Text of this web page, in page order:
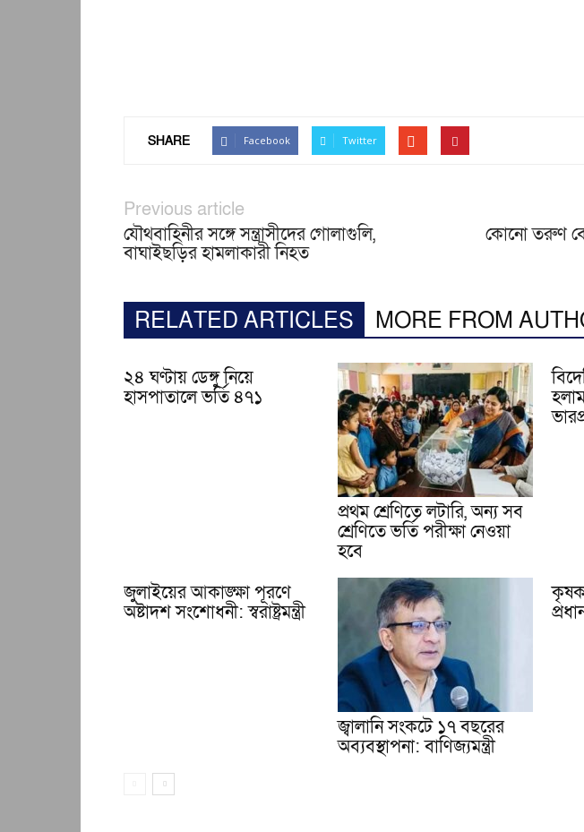
SHARE Facebook Twitter
Previous article
যৌথবাহিনীর সঙ্গে সন্ত্রাসীদের গোলাগুলি,
বাঘাইছড়ির হামলাকারী নিহত
কোনো তরুণ
RELATED ARTICLES MORE FROM
২৪ ঘণ্টায় ডেঙ্গু নিয়ে
হাসপাতালে ভর্তি ৪৭১
প্রথম শ্রেণিতে লটারি, অন্য সব
শ্রেণিতে ভর্তি পরীক্ষা নেওয়া
হবে
জুলাইয়ের আকাঙ্ক্ষা পূরণে
অষ্টাদশ সংশোধনী: স্বরাষ্ট্রমন্ত্রী
জ্বালানি সংকটে ১৭ বছরের
অব্যবস্থাপনা: বাণিজ্যমন্ত্রী
কৃষক